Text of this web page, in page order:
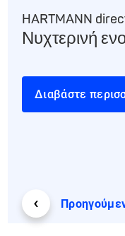
‹
HARTMANN direct
Νυχτερινή
Διαβάστε